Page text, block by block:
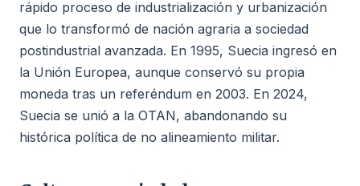
rápido proceso de industrialización y urbanización
que lo transformó de nación agraria a sociedad
postindustrial avanzada. En 1995, Suecia ingresó en
la Unión Europea, aunque conservó su propia
moneda tras un referéndum en 2003. En 2024,
Suecia se unió a la OTAN, abandonando su
histórica política de no alineamiento militar.